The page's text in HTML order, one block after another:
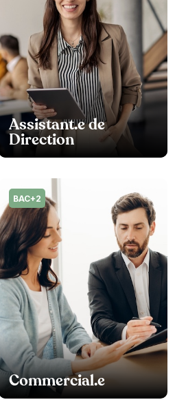
Assistant.e de
Direction
BAC+2
Commercial.e